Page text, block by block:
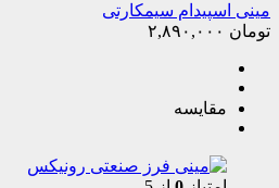
مینی اسپیدام سیمکارتی
تومان
مقایسه